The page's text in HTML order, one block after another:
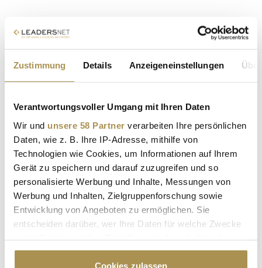
Zustimmung Details Anzeigeneinstellungen
Verantwortungsvoller Umgang mit Ihren Daten
Wir und unsere 58 Partner verarbeiten Ihre persönlichen
Daten, wie z. B. Ihre IP-Adresse, mithilfe von
Technologien wie Cookies, um Informationen auf Ihrem
Gerät zu speichern und darauf zuzugreifen und so
personalisierte Werbung und Inhalte, Messungen von
Werbung und Inhalten, Zielgruppenforschung sowie
Entwicklung von Angeboten zu ermöglichen. Sie
entscheiden darüber, wer Ihre Daten für welche Zwecke
Cookie-Erklärung oder durch Klicken auf das Privacy
Trigger Symbol ändern oder widerrufen
Cookies zulassen